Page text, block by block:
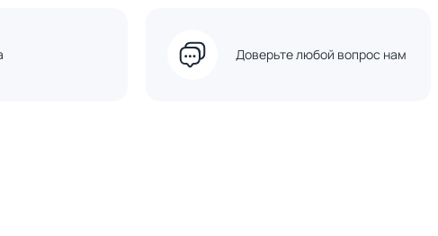
Доверьте любой вопрос нам